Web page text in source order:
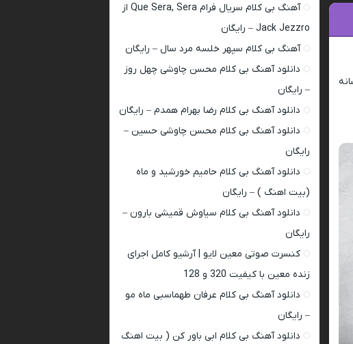
320 از رسانه
آهنگ بی کلام سریال فرام Que Sera, Sera از
Jack Jezzro – رایگان
آهنگ بی کلام سپهر خلسه مرد سال – رایگان
دانلود آهنگ بی کلام محسن چاوشی چهل روز
– رایگان
دانلود آهنگ بی کلام رضا بهرام همدم – رایگان
دانلود آهنگ بی کلام محسن چاوشی حسین –
رایگان
دانلود آهنگ بی کلام حامیم خورشید و ماه
(بیت اهنگ ) – رایگان
دانلود آهنگ بی کلام سیاوش قمیشی بارون –
رایگان
کنسرت صوتی معین لایو | آرشیو کامل اجرای
زنده معین با کیفیت 320 و 128
دانلود آهنگ بی کلام عرفان طهماسبی ماه مو
– رایگان
دانلود آهنگ بی کلام ابی باور کن ( بیت اهنگ